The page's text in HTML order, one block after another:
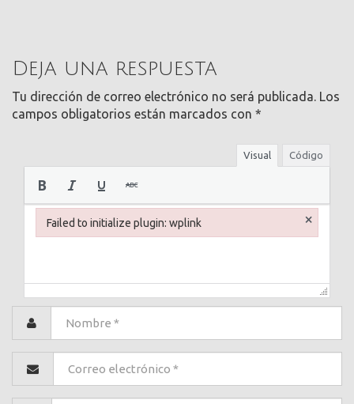
Deja una respuesta
Tu dirección de correo electrónico no será publicada. Los
campos obligatorios están marcados con *
Visual Código
Failed to initialize plugin: wplink ×
Failed to initialize plugin: wplink